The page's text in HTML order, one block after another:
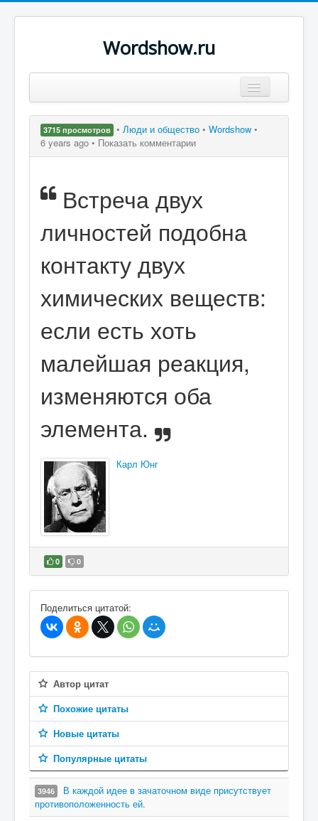
Wordshow.ru
Популярные цитаты
Поиск
3715 просмотров • Люди и общество • Wordshow •
6 years ago • Показать комментарии
Встреча двух
личностей подобна
контакту двух
химических веществ:
если есть хоть
малейшая реакция,
изменяются оба
элемента.
Карл Юнг
0 0
В избранное
Поделиться цитатой:
Автор цитат
Похожие цитаты
Новые цитаты
Популярные цитаты
3946
В каждой идее в зачаточном виде присутствует
противоположенность ей.